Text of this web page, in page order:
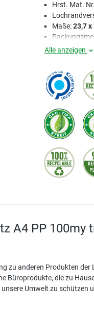
Hrst. Mat.
Maße:23,7 x
Alle anzeigen
A4 PP 100my
zu anderen Produkten der
Büroprodukte, die zu
Umwelt zu schützen